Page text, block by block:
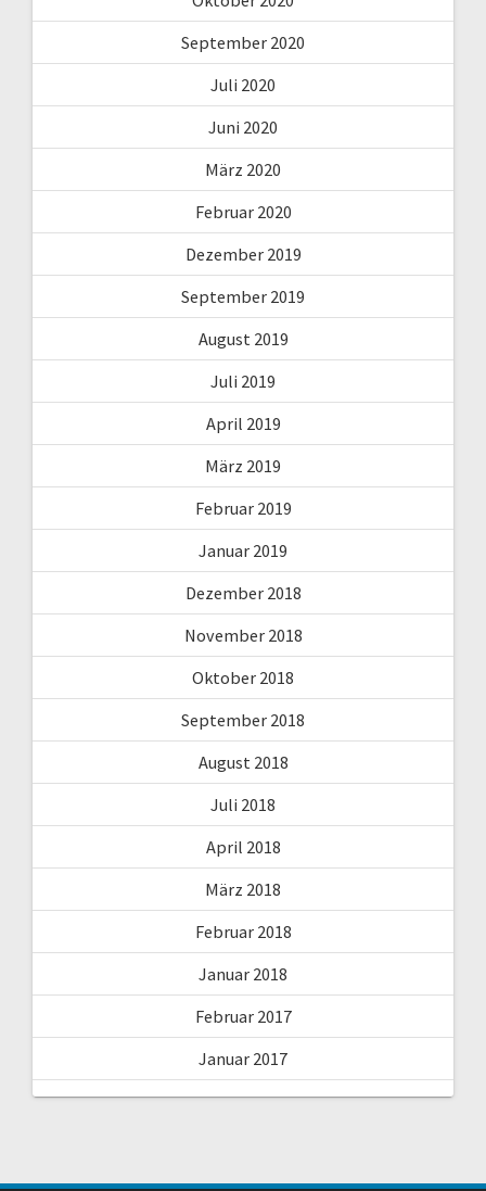
September 2020
Juli 2020
Juni 2020
März 2020
Februar 2020
Dezember 2019
September 2019
August 2019
Juli 2019
April 2019
März 2019
Februar 2019
Januar 2019
Dezember 2018
November 2018
Oktober 2018
September 2018
August 2018
Juli 2018
April 2018
März 2018
Februar 2018
Januar 2018
Februar 2017
Januar 2017